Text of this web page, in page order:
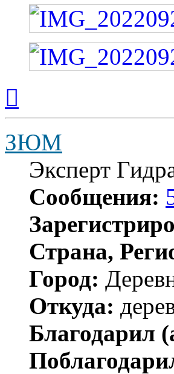
началу
ЗЮМ
Эксперт
Сообщения:
Страна,
Город:
Откуда:
Благодарил